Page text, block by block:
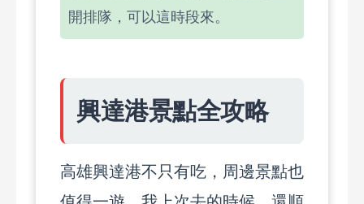
開排隊，可以這時段來。
興達港景點全攻略
高雄興達港不只有吃，周邊景點也